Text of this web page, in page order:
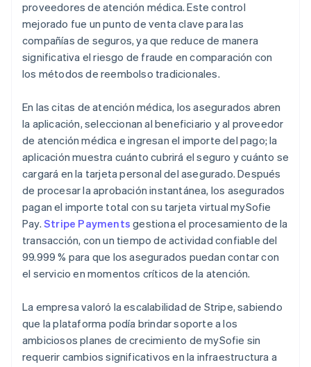
proveedores de atención médica. Este control
mejorado fue un punto de venta clave para las
compañías de seguros, ya que reduce de manera
significativa el riesgo de fraude en comparación con
los métodos de reembolso tradicionales.
En las citas de atención médica, los asegurados abren
la aplicación, seleccionan al beneficiario y al proveedor
de atención médica e ingresan el importe del pago; la
aplicación muestra cuánto cubrirá el seguro y cuánto se
cargará en la tarjeta personal del asegurado. Después
de procesar la aprobación instantánea, los asegurados
pagan el importe total con su tarjeta virtual mySofie
Pay. Stripe Payments gestiona el procesamiento de la
transacción, con un tiempo de actividad confiable del
99.999 % para que los asegurados puedan contar con
el servicio en momentos críticos de la atención.
La empresa valoró la escalabilidad de Stripe, sabiendo
que la plataforma podía brindar soporte a los
ambiciosos planes de crecimiento de mySofie sin
requerir cambios significativos en la infraestructura a